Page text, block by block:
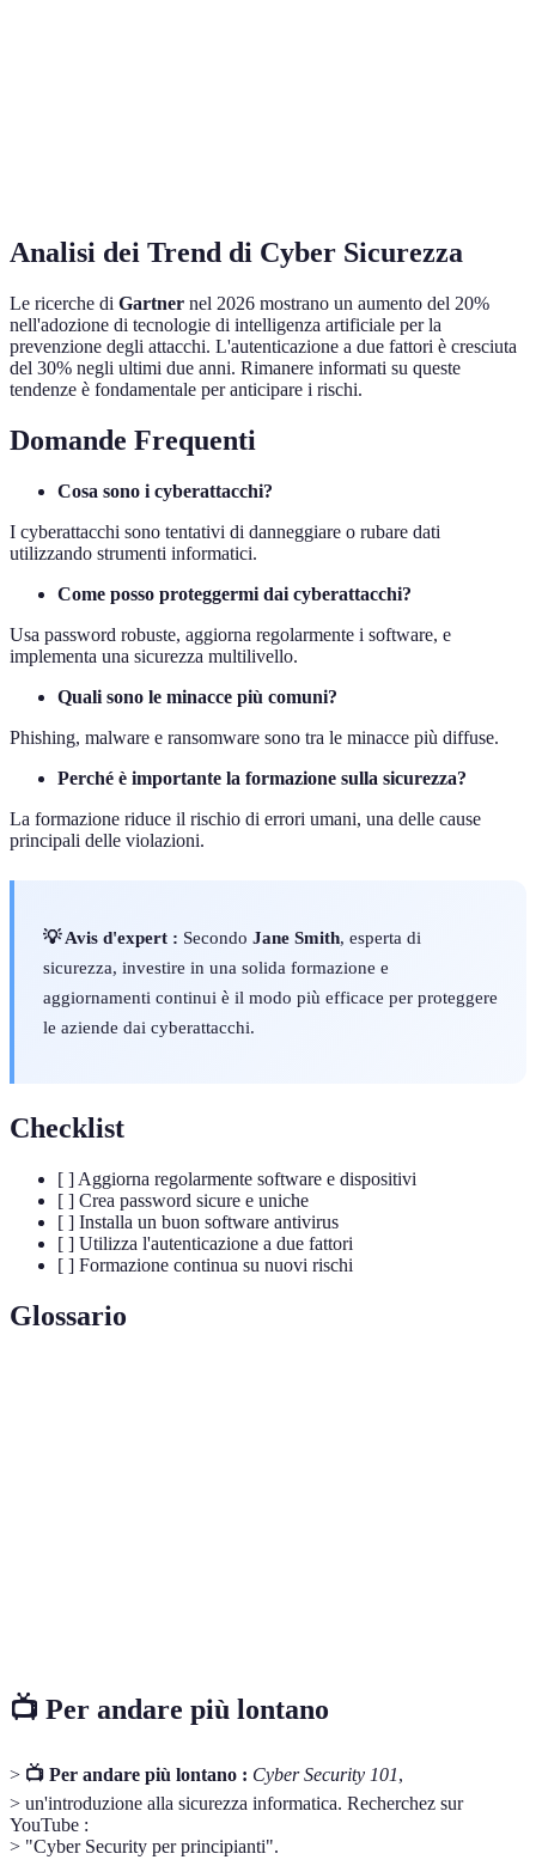
Analisi dei Trend di Cyber Sicurezza
Le ricerche di Gartner nel 2026 mostrano un aumento del 20%
nell'adozione di tecnologie di intelligenza artificiale per la
prevenzione degli attacchi. L'autenticazione a due fattori è cresciuta
del 30% negli ultimi due anni. Rimanere informati su queste
tendenze è fondamentale per anticipare i rischi.
Domande Frequenti
Cosa sono i cyberattacchi?
I cyberattacchi sono tentativi di danneggiare o rubare dati
utilizzando strumenti informatici.
Come posso proteggermi dai cyberattacchi?
Usa password robuste, aggiorna regolarmente i software, e
implementa una sicurezza multilivello.
Quali sono le minacce più comuni?
Phishing, malware e ransomware sono tra le minacce più diffuse.
Perché è importante la formazione sulla sicurezza?
La formazione riduce il rischio di errori umani, una delle cause
principali delle violazioni.
💡 Avis d'expert : Secondo Jane Smith, esperta di
sicurezza, investire in una solida formazione e
aggiornamenti continui è il modo più efficace per proteggere
le aziende dai cyberattacchi.
Checklist
[ ] Aggiorna regolarmente software e dispositivi
[ ] Crea password sicure e uniche
[ ] Installa un buon software antivirus
[ ] Utilizza l'autenticazione a due fattori
[ ] Formazione continua su nuovi rischi
Glossario
📺 Per andare più lontano
> 📺 Per andare più lontano : Cyber Security 101,
> un'introduzione alla sicurezza informatica. Recherchez sur
YouTube :
> "Cyber Security per principianti".